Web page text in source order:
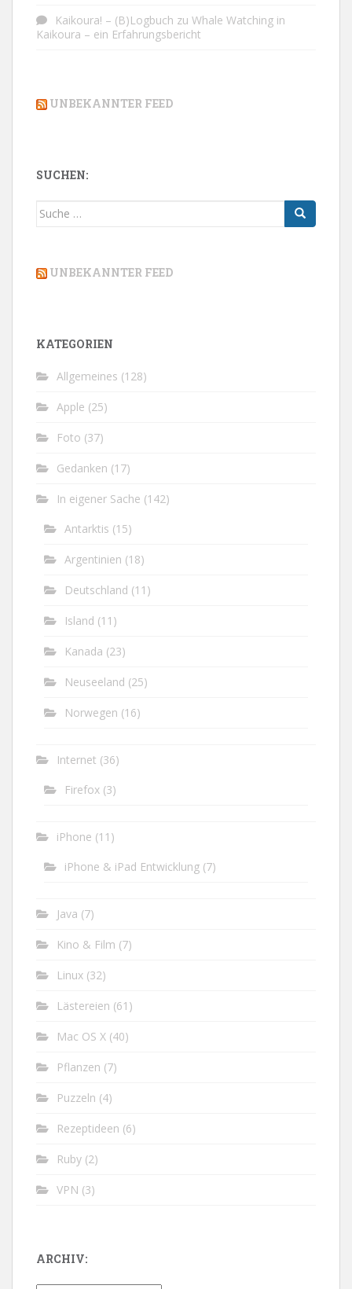
Kaikoura! – (B)Logbuch zu Whale Watching in
Kaikoura – ein Erfahrungsbericht
UNBEKANNTER FEED
SUCHEN:
Suche
UNBEKANNTER FEED
KATEGORIEN
Allgemeines (128)
Apple (25)
Foto (37)
Gedanken (17)
In eigener Sache (142)
Antarktis (15)
Argentinien (18)
Deutschland (11)
Island (11)
Kanada (23)
Neuseeland (25)
Norwegen (16)
Internet (36)
Firefox (3)
iPhone (11)
iPhone & iPad Entwicklung (7)
Java (7)
Kino & Film (7)
Linux (32)
Lästereien (61)
Mac OS X (40)
Pflanzen (7)
Puzzeln (4)
Rezeptideen (6)
Ruby (2)
VPN (3)
ARCHIV: